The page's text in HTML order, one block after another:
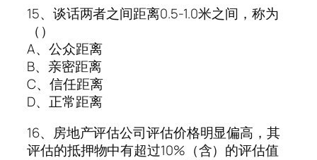
15、谈话两者之间距离0.5-1.0米之间，称为
（）
A、公众距离
B、亲密距离
C、信任距离
D、正常距离
16、房地产评估公司评估价格明显偏高，其
评估的抵押物中有超过10%（含）的评估值